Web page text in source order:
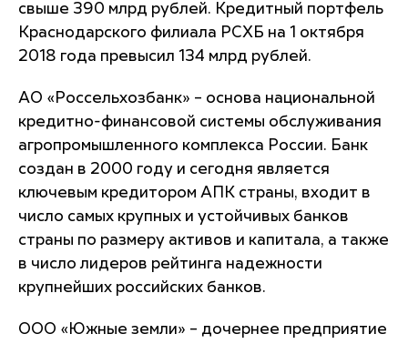
свыше 390 млрд рублей. Кредитный портфель
Краснодарского филиала РСХБ на 1 октября
2018 года превысил 134 млрд рублей.
АО «Россельхозбанк» – основа национальной
кредитно-финансовой системы обслуживания
агропромышленного комплекса России. Банк
создан в 2000 году и сегодня является
ключевым кредитором АПК страны, входит в
число самых крупных и устойчивых банков
страны по размеру активов и капитала, а также
в число лидеров рейтинга надежности
крупнейших российских банков.
ООО «Южные земли» – дочернее предприятие